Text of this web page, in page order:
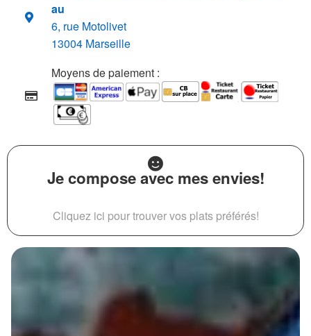
au
6, rue Motolivet
13004 Marseille
Moyens de paiement :
Je compose avec mes envies!
Cliquez ici pour trouver vos plats préférés!